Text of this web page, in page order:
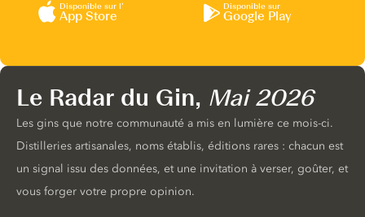
Disponible sur l’
App Store
Disponible sur
Google Play
Le Radar du Gin, Mai 2026
Les gins que notre communauté a mis en lumière ce mois-ci.
Distilleries artisanales, noms établis, éditions rares : chacun est
un signal issu des données, et une invitation à verser, goûter, et
vous forger votre propre opinion.